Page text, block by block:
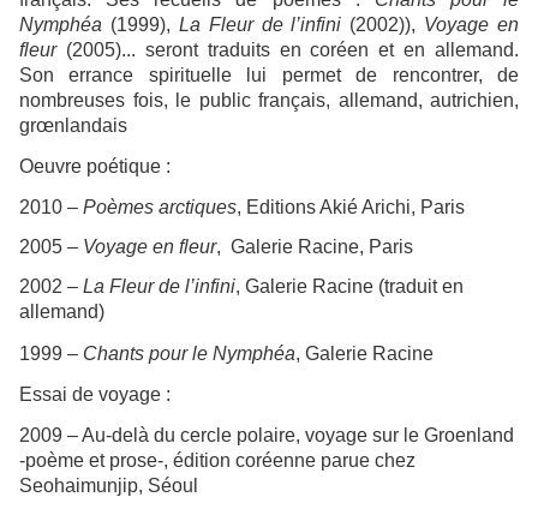
Nymphéa (1999), La Fleur de l’infini (2002)), Voyage en
fleur (2005)... seront traduits en coréen et en allemand.
Son errance spirituellelui permet de rencontrer, de
nombreuses fois, le public français, allemand, autrichien,
grœnlandais
Oeuvre poétique :
2010 – Poèmes arctiques, Editions Akié Arichi, Paris
2005 – Voyage en fleur, Galerie Racine, Paris
2002 – La Fleur de l’infini, Galerie Racine (traduit en
allemand)
1999 – Chants pour le Nymphéa, Galerie Racine
Essai de voyage :
2009 – Au-delà du cercle polaire, voyage sur le Groenland
-poème et prose-, édition coréenne parue chez
Seohaimunjip, Séoul